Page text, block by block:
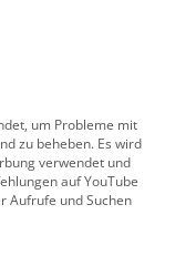
um Probleme mit
zu beheben. Es wird
verwendet und
auf YouTube
Aufrufe und Suchen